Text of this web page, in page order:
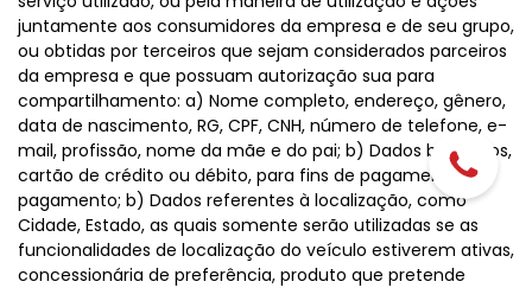
juntamente aos consumidores da empresa e de seu grupo,
ou obtidas por terceiros que sejam considerados parceiros
da empresa e que possuam autorização sua para
compartilhamento: a) Nome completo, endereço, gênero,
data de nascimento, RG, CPF, CNH, número de telefone, e-
mail, profissão, nome da mãe e do pai; b) Dados bancários,
cartão de crédito ou débito, para fins de pagamento de
pagamento; b) Dados referentes à localização, como
Cidade, Estado, as quais somente serão utilizadas se as
funcionalidades de localização do veículo estiverem ativas,
concessionária de preferência, produto que pretende